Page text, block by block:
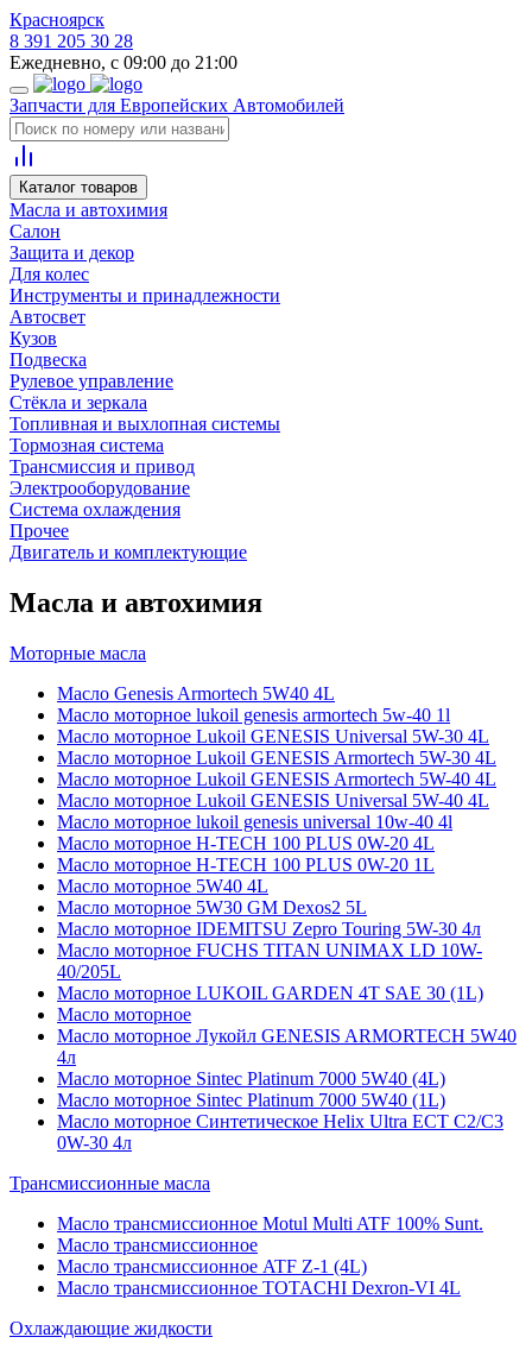
Красноярск
8 391 205 30 28
Ежедневно, с 09:00 до 21:00
Запчасти для Европейских Автомобилей
Каталог товаров
Масла и автохимия
Салон
Защита и декор
Для колес
Инструменты и принадлежности
Автосвет
Кузов
Подвеска
Рулевое управление
Стёкла и зеркала
Топливная и выхлопная системы
Тормозная система
Трансмиссия и привод
Электрооборудование
Система охлаждения
Прочее
Двигатель и комплектующие
Масла и автохимия
Моторные масла
Масло Genesis Armortech 5W40 4L
Масло моторное lukoil genesis armortech 5w-40 1l
Масло моторное Lukoil GENESIS Universal 5W-30 4L
Масло моторное Lukoil GENESIS Armortech 5W-30 4L
Масло моторное Lukoil GENESIS Armortech 5W-40 4L
Масло моторное Lukoil GENESIS Universal 5W-40 4L
Масло моторное lukoil genesis universal 10w-40 4l
Масло моторное H-TECH 100 PLUS 0W-20 4L
Масло моторное H-TECH 100 PLUS 0W-20 1L
Масло моторное 5W40 4L
Масло моторное 5W30 GM Dexos2 5L
Масло моторное IDEMITSU Zepro Touring 5W-30 4л
Масло моторное FUCHS TITAN UNIMAX LD 10W-
40/205L
Масло моторное LUKOIL GARDEN 4Т SAE 30 (1L)
Масло моторное
Масло моторное Лукойл GENESIS ARMORTECH 5W40
4л
Масло моторное Sintec Platinum 7000 5W40 (4L)
Масло моторное Sintec Platinum 7000 5W40 (1L)
Масло моторное Синтетическое Helix Ultra ECT C2/C3
0W-30 4л
Трансмиссионные масла
Масло трансмиссионное Motul Multi ATF 100% Sunt.
Масло трансмиссионное
Масло трансмиссионное ATF Z-1 (4L)
Масло трансмиссионное TOTACHI Dexron-VI 4L
Охлаждающие жидкости